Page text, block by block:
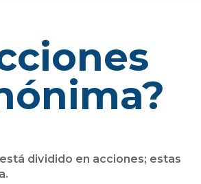
dividido en acciones; estas